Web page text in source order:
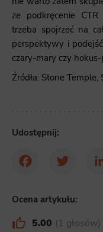
że podkręcenie
trzeba spojrzeć na
perspektywy i
czary-mary czy
Źródła: Stone Temple,
Udostępnij:
FacebookTwitter
Ocena artykułu:
5.00 1 głosów